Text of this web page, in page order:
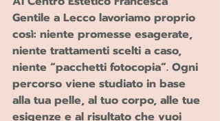
Gentile a Lecco lavoriamo proprio
così: niente promesse esagerate,
niente trattamenti scelti a caso,
niente “pacchetti fotocopia”. Ogni
percorso viene studiato in base
alla tua pelle, al tuo corpo, alle tue
esigenze e al risultato che vuoi